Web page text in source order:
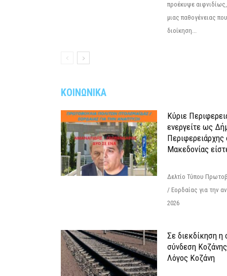
προέκυψε
μιας παθογένειας
διοίκηση...
ΚΟΙΝΩΝΙΚΑ
Κύριε
ενεργείτε ως
Περιφερειάρχης
Μακεδονίας
Δελτίο Τύπου
/ Εορδαίας για την
2026
Σε διεκδίκηση η
σύνδεση
Λόγος Κοζάνη